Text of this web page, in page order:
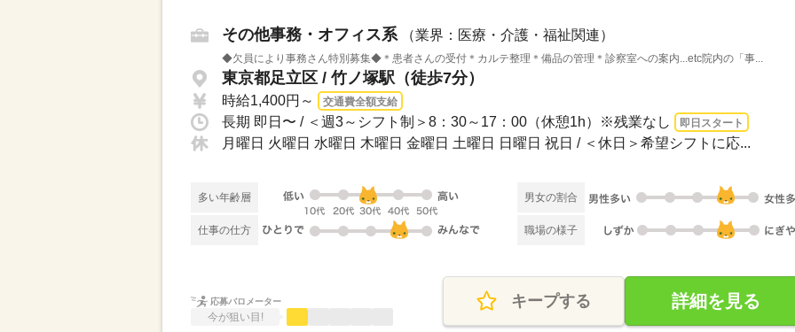
その他事務・オフィス系 （業界：医療・介護・福祉関連）
◆欠員により事務さん特別募集◆＊患者さんの受付＊カルテ整理＊備品の管理＊診察室への案内...etc院内の「事...
東京都足立区 / 竹ノ塚駅（徒歩7分）
時給1,400円～ 交通費全額支給
長期 即日〜 / ＜週3～シフト制＞8：30～17：00（休憩1h）※残業なし 即日スタート
月曜日 火曜日 水曜日 木曜日 金曜日 土曜日 日曜日 祝日 / ＜休日＞希望シフトに応...
多い年齢層 男女の割合
仕事の仕方 職場の様子
応募バロメーター
今が狙い目!
キープする 詳細を見る